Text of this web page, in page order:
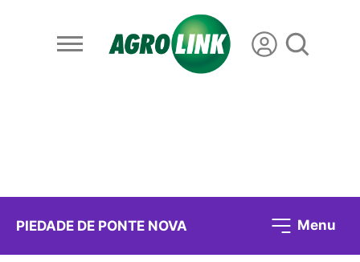
PIEDADE DE PONTE NOVA Menu